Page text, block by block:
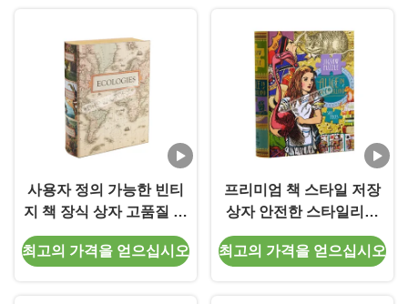
사용자 정의 가능한 빈티
지 책 장식 상자 고품질 가
짜 책 저장 상자
최고의 가격을 얻으십시오
프리미엄 책 스타일 저장
상자 안전한 스타일리시
제품 표시
최고의 가격을 얻으십시오